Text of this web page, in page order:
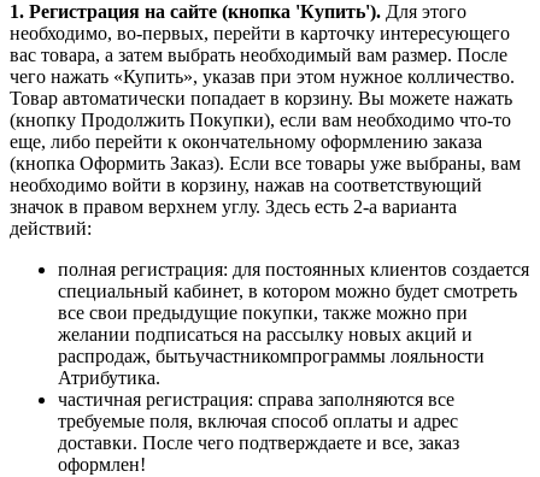
1. Регистрация на сайте (кнопка 'Купить'). Для этого
необходимо, во-первых, перейти в карточку интересующего
вас товара, а затем выбрать необходимый вам размер. После
чего нажать «Купить», указав при этом нужное колличество.
Товар автоматически попадает в корзину. Вы можете нажать
(кнопку Продолжить Покупки), если вам необходимо что-то
еще, либо перейти к окончательному оформлению заказа
(кнопка Оформить Заказ). Если все товары уже выбраны, вам
необходимо войти в корзину, нажав на соответствующий
значок в правом верхнем углу. Здесь есть 2-а варианта
действий:
полная регистрация: для постоянных клиентов создается
специальный кабинет, в котором можно будет смотреть
все свои предыдущие покупки, также можно при
желании подписаться на рассылку новых акций и
распродаж, бытьучастникомпрограммы лояльности
Атрибутика.
частичная регистрация: справа заполняются все
требуемые поля, включая способ оплаты и адрес
доставки. После чего подтверждаете и все, заказ
оформлен!